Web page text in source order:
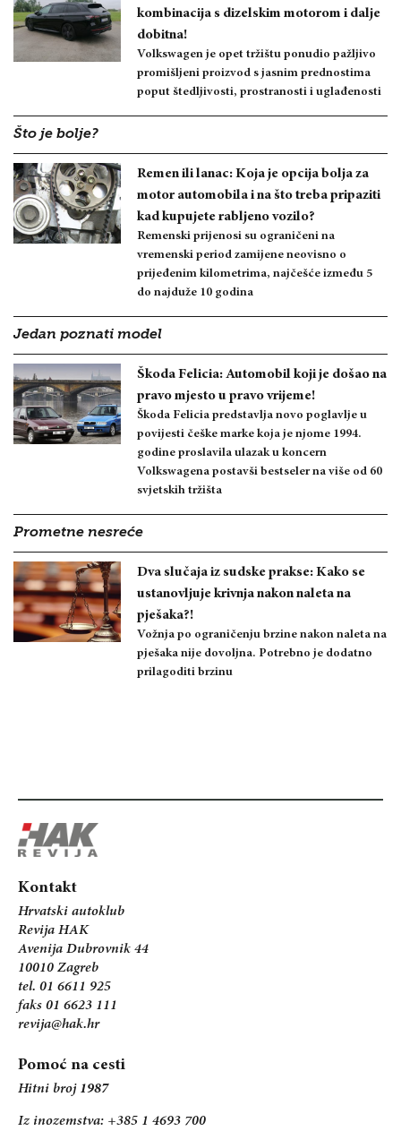
kombinacija s dizelskim motorom i dalje
dobitna!
Volkswagen je opet tržištu ponudio pažljivo
promišljeni proizvod s jasnim prednostima
poput štedljivosti, prostranosti i uglađenosti
Što je bolje?
Remen ili lanac: Koja je opcija bolja za
motor automobila i na što treba pripaziti
kad kupujete rabljeno vozilo?
Remenski prijenosi su ograničeni na
vremenski period zamijene neovisno o
prijeđenim kilometrima, najčešće između 5
do najduže 10 godina
Jedan poznati model
Škoda Felicia: Automobil koji je došao na
pravo mjesto u pravo vrijeme!
Škoda Felicia predstavlja novo poglavlje u
povijesti češke marke koja je njome 1994.
godine proslavila ulazak u koncern
Volkswagena postavši bestseler na više od 60
svjetskih tržišta
Prometne nesreće
Dva slučaja iz sudske prakse: Kako se
ustanovljuje krivnja nakon naleta na
pješaka?!
Vožnja po ograničenju brzine nakon naleta na
pješaka nije dovoljna. Potrebno je dodatno
prilagoditi brzinu
Kontakt
Hrvatski autoklub
Revija HAK
Avenija Dubrovnik 44
10010 Zagreb
tel. 01 6611 925
faks 01 6623 111
revija@hak.hr
Pomoć na cesti
Hitni broj 1987
Iz inozemstva: +385 1 4693 700